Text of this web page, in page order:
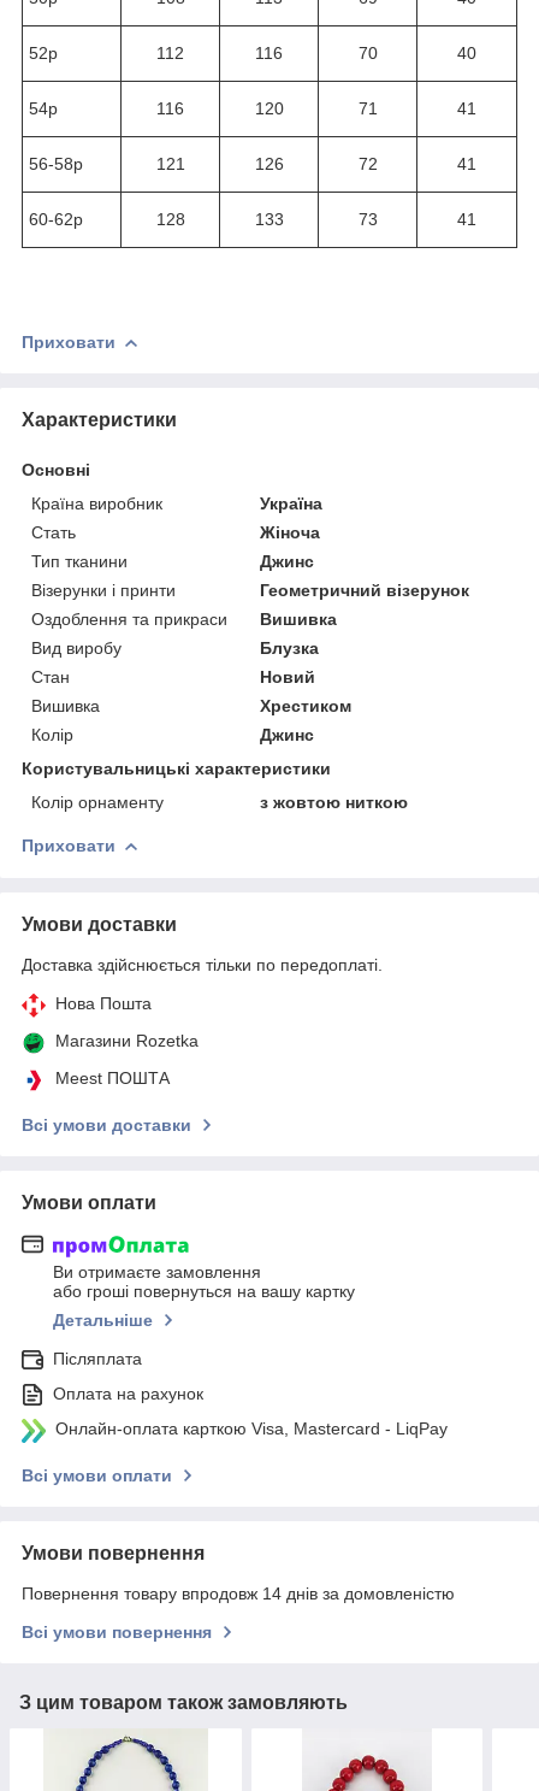
52р 112 116 70 40
54р 116 120 71 41
56-58р 121 126 72 41
60-62р 128 133 73 41
Приховати
Характеристики
Основні
Країна виробник
Україна
Стать
Жіноча
Тип тканини
Джинс
Візерунки і принти
Геометричний візерунок
Оздоблення та прикраси
Вишивка
Вид виробу
Блузка
Стан
Новий
Вишивка
Хрестиком
Колір
Джинс
Користувальницькі характеристики
Колір орнаменту
з жовтою ниткою
Приховати
Умови доставки
Доставка здійснюється тільки по передоплаті.
Нова Пошта
Магазини Rozetka
Meest ПОШТА
Всі умови доставки
Умови оплати
Ви отримаєте замовлення
або гроші повернуться на вашу картку
Детальніше
Післяплата
Оплата на рахунок
Онлайн-оплата карткою Visa, Mastercard - LiqPay
Всі умови оплати
Умови повернення
Повернення товару впродовж 14 днів за домовленістю
Всі умови повернення
З цим товаром також замовляють